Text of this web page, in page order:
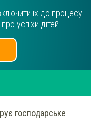
їх до процесу
успіхи дітей.
господарське